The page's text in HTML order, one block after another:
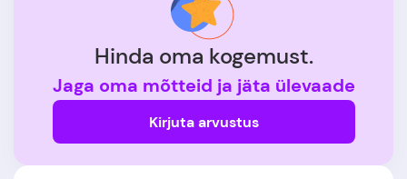
Hinda oma kogemust.
Jaga oma mõtteid ja jäta ülevaade
Kirjuta arvustus